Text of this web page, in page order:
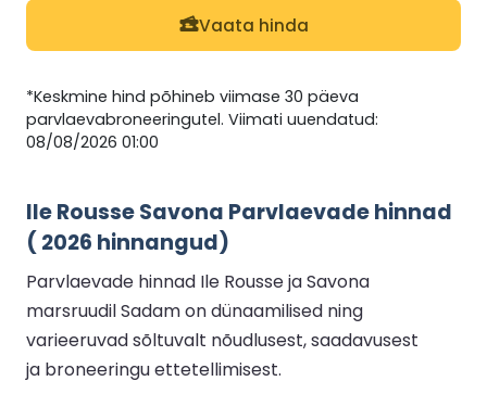
Vaata hinda
*Keskmine hind põhineb viimase 30 päeva
parvlaevabroneeringutel. Viimati uuendatud:
08/08/2026 01:00
Ile Rousse Savona Parvlaevade hinnad
( 2026 hinnangud)
Parvlaevade hinnad Ile Rousse ja Savona
marsruudil Sadam on dünaamilised ning
varieeruvad sõltuvalt nõudlusest, saadavusest
ja broneeringu ettetellimisest.